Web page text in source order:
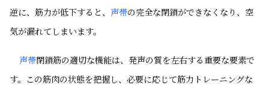
逆に、筋力が低下すると、 声帯の完全な閉鎖ができなくなり、空
気が漏れてしまいます。
声帯閉鎖筋の適切な機能は、発声の質を左右する重要な要素で
す。この筋肉の状態を把握し、必要に応じて筋力トレーニングな